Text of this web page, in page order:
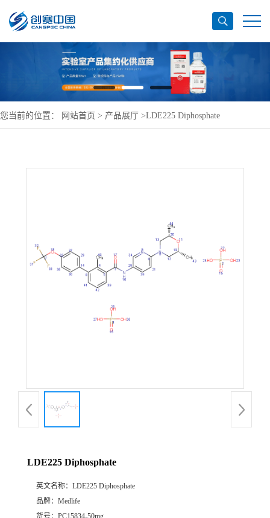
您当前的位置： 网站首页 > 产品展厅 >LDE225 Diphosphate
LDE225 Diphosphate
英文名称： LDE225 Diphosphate
品牌： Medlife
货号： PC15834-50mg